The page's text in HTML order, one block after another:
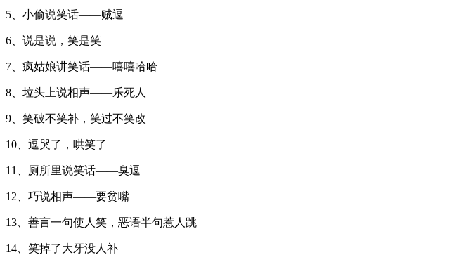
5、小偷说笑话——贼逗
6、说是说，笑是笑
7、疯姑娘讲笑话——嘻嘻哈哈
8、垃头上说相声——乐死人
9、笑破不笑补，笑过不笑改
10、逗哭了，哄笑了
11、厕所里说笑话——臭逗
12、巧说相声——要贫嘴
13、善言一句使人笑，恶语半句惹人跳
14、笑掉了大牙没人补